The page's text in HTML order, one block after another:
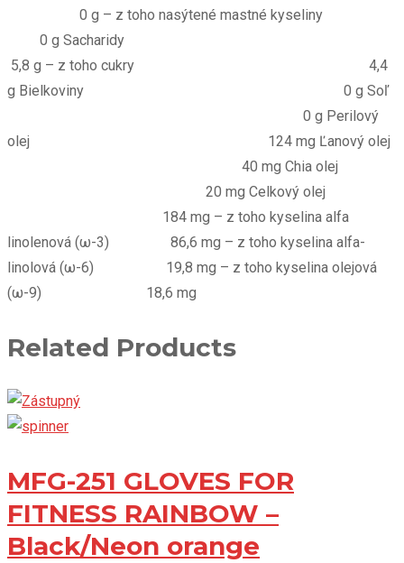
0 g – z toho nasýtené mastné kyseliny
0 g Sacharidy
5,8 g – z toho cukry 4,4
g Bielkoviny 0 g Soľ
0 g Perilový
olej 124 mg Ľanový olej
40 mg Chia olej
20 mg Celkový olej
184 mg – z toho kyselina alfa
linolenová (ω-3) 86,6 mg – z toho kyselina alfa-
linolová (ω-6) 19,8 mg – z toho kyselina olejová
(ω-9) 18,6 mg
Related Products
MFG-251 GLOVES FOR
FITNESS RAINBOW –
Black/Neon orange